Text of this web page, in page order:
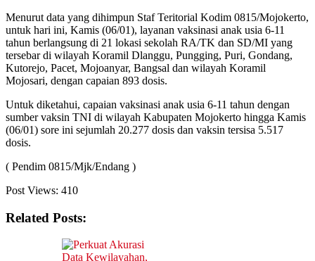
Menurut data yang dihimpun Staf Teritorial Kodim 0815/Mojokerto,
untuk hari ini, Kamis (06/01), layanan vaksinasi anak usia 6-11
tahun berlangsung di 21 lokasi sekolah RA/TK dan SD/MI yang
tersebar di wilayah Koramil Dlanggu, Pungging, Puri, Gondang,
Kutorejo, Pacet, Mojoanyar, Bangsal dan wilayah Koramil
Mojosari, dengan capaian 893 dosis.
Untuk diketahui, capaian vaksinasi anak usia 6-11 tahun dengan
sumber vaksin TNI di wilayah Kabupaten Mojokerto hingga Kamis
(06/01) sore ini sejumlah 20.277 dosis dan vaksin tersisa 5.517
dosis.
( Pendim 0815/Mjk/Endang )
Post Views: 410
Related Posts: